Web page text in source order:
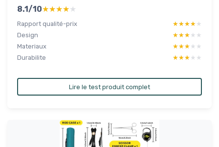
8.1/10★★★★★
★★★★★
Rapport qualité-prix ★★★★★
★★★★★
Design
★★★★★
★★★★★
Materiaux
★★★★★
★★★★★
Durabilite
★★★★★
★★★★★
Lire le test produit complet